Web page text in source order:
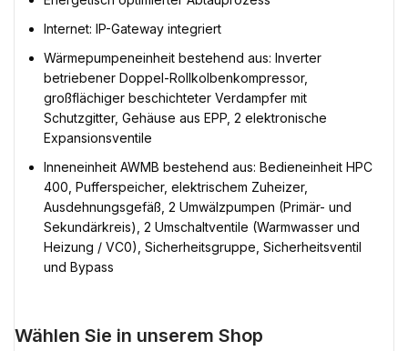
Internet: IP-Gateway integriert
Wärmepumpeneinheit bestehend aus: Inverter
betriebener Doppel-Rollkolbenkompressor,
großflächiger beschichteter Verdampfer mit
Schutzgitter, Gehäuse aus EPP, 2 elektronische
Expansionsventile
Inneneinheit AWMB bestehend aus: Bedieneinheit HPC
400, Pufferspeicher, elektrischem Zuheizer,
Ausdehnungsgefäß, 2 Umwälzpumpen (Primär- und
Sekundärkreis), 2 Umschaltventile (Warmwasser und
Heizung / VC0), Sicherheitsgruppe, Sicherheitsventil
und Bypass
Wählen Sie in unserem Shop